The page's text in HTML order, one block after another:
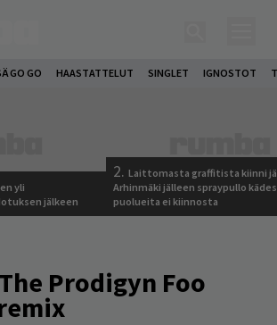
GO GO HAASTATTELUT SINGLET IGNOSTOT
yli
jälkeen
2. Laittomasta graffitista kiinni
Arhinmäki jälleen spraypullo
puolueita ei kiinnosta
Prodigyn Foo